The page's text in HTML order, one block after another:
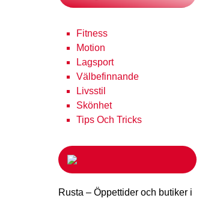
Fitness
Motion
Lagsport
Välbefinnande
Livsstil
Skönhet
Tips Och Tricks
Rusta – Öppettider och butiker i